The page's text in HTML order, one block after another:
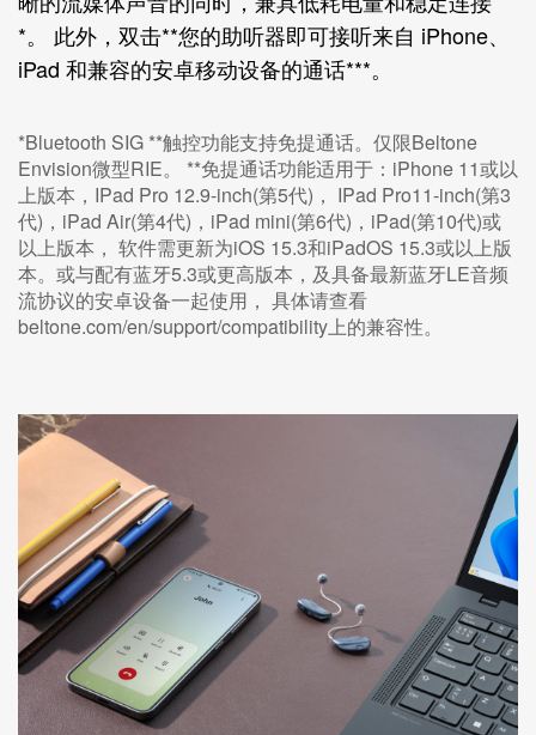
*。 此外，双击**您的助听器即可接听来自 iPhone、
iPad 和兼容的安卓移动设备的通话***。
*Bluetooth SIG **触控功能支持免提通话。仅限Beltone
Envision微型RIE。
**免提通话功能适用于：iPhone 11或以
上版本，IPad Pro 12.9-inch(第5代)， IPad Pro11-inch(第3
代)，iPad Air(第4代)，iPad mini(第6代)，iPad(第10代)或
以上版本， 软件需更新为iOS 15.3和iPadOS 15.3或以上版
本。或与配有蓝牙5.3或更高版本，及具备最新蓝牙LE音频
流协议的安卓设备一起使用， 具体请查看
beltone.com/en/support/compatibility上的兼容性。